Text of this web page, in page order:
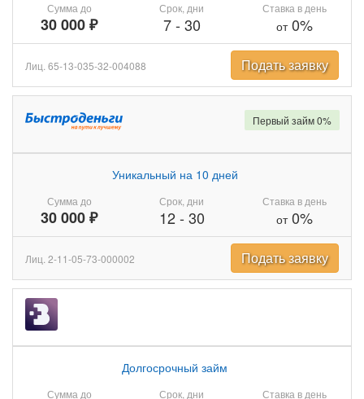
Сумма до
30 000 ₽
Срок, дни
7- 30
Ставка в день
от0%
Лиц. 65-13-035-32-004088 Подать заявку
Сумма до
30 000 ₽
Уникальный на 10 дней
Срок, дни
12- 30
Ставка в день
от0%
Первый займ 0%
Лиц. 2-11-05-73-000002 Подать заявку
Сумма до
Долгосрочный займ
Срок, дни Ставка в день